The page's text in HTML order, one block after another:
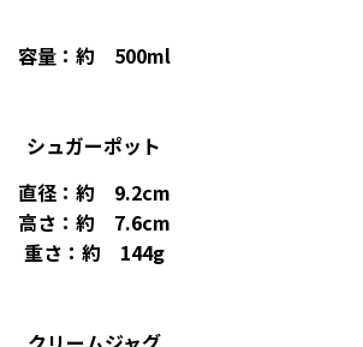
容量：約 500ml
シュガーポット
直径：約 9.2cm
高さ：約 7.6cm
重さ：約 144g